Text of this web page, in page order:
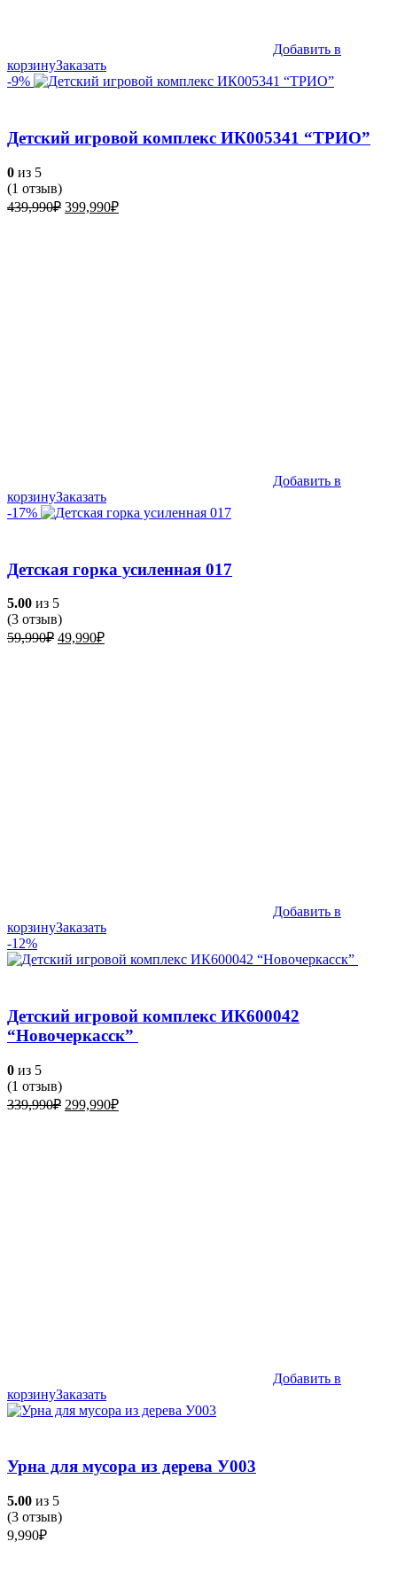
Добавить в
корзинуЗаказать
-9%
Детский игровой комплекс ИК005341 “ТРИО”
0 из 5
(1 отзыв)
439,990₽ Первоначальная
399,990₽Текущая
Добавить в
корзинуЗаказать
-17%
Детская горка усиленная 017
5.00 из 5
(3 отзыв)
59,990₽ Первоначальная
49,990₽Текущая
Добавить в
корзинуЗаказать
-12%
Детский игровой комплекс ИК600042
“Новочеркасск”
0 из 5
(1 отзыв)
339,990₽ Первоначальная
299,990₽Текущая
Добавить в
корзинуЗаказать
Урна для мусора из дерева У003
5.00 из 5
(3 отзыв)
9,990₽